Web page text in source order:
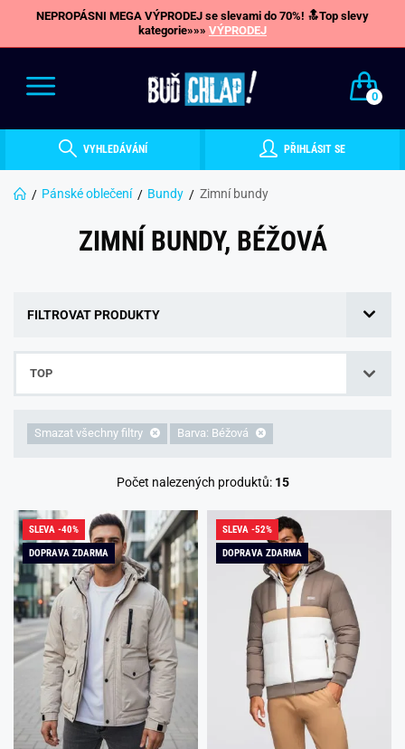
NEPROPÁSNI MEGA VÝPRODEJ se slevami do 70%! 🔝Top slevy
kategorie»»» VÝPRODEJ
0
VYHLEDÁVÁNÍ PŘIHLÁSIT SE
Pánské oblečení Bundy Zimní bundy
ZIMNÍ BUNDY, BÉŽOVÁ
FILTROVAT PRODUKTY
TOP
Smazat všechny filtry Barva: Béžová
Počet nalezených produktů: 15
SLEVA -40%
DOPRAVA ZDARMA
SLEVA -52%
DOPRAVA ZDARMA